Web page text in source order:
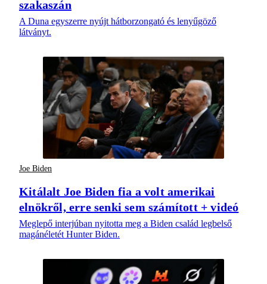
szakaszán
A Duna egyszerre nyújt hátborzongató és lenyűgöző
látványt.
Joe Biden
Kitálalt Joe Biden fia a volt amerikai
elnökről, erre senki sem számított + videó
Meglepő interjúban nyitotta meg a Biden család legbelső
magánéletét Hunter Biden.